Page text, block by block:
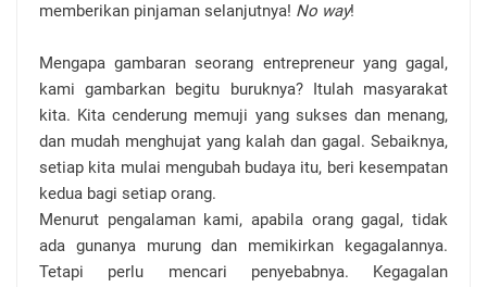
memberikan pinjaman selanjutnya! No way!
Mengapa gambaran seorang entrepreneur yang gagal,
kami gambarkan begitu buruknya? Itulah masyarakat
kita. Kita cenderung memuji yang sukses dan menang,
dan mudah menghujat yang kalah dan gagal. Sebaiknya,
setiap kita mulai mengubah budaya itu, beri kesempatan
kedua bagi setiap orang.
Menurut pengalaman kami, apabila orang gagal, tidak
ada gunanya murung dan memikirkan kegagalannya.
Tetapi perlu mencari penyebabnya. Kegagalan